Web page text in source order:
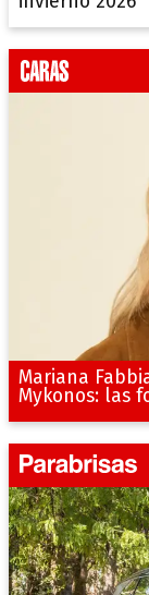
Mariana
Mykonos: las